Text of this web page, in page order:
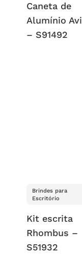
Caneta de
Alumínio
– S91492
Brindes para
Escritório
Kit escrita
Rhombus –
S51932